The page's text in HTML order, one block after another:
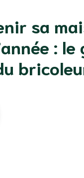
sa
: le